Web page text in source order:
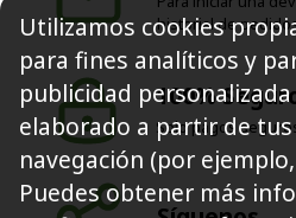
historial de
100%
Solo pagos
Utilizamos cookies
para fines analíticos y
publicidad
elaborado a partir de
navegación (por
Puedes obtener más